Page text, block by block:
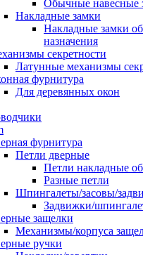
Обычные навесные
Накладные замки
Накладные замки
назначения
секретности
Латунные механизмы
фурнитура
Для деревянных окон
фурнитура
Петли дверные
Петли накладные
Разные петли
Шпингалеты/засовы/
Задвижки/
защелки
Механизмы/корпуса
ручки